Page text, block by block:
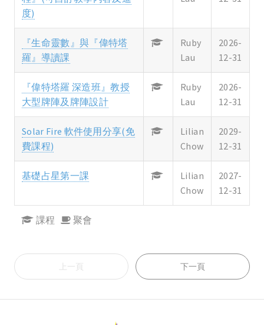
度)
『生命靈數』與『偉特塔
羅』導讀課
Ruby
Lau
2026-
12-31
『偉特塔羅 深造班』教授
大型牌陣及牌陣設計
Ruby
Lau
2026-
12-31
Solar Fire 軟件使用分享(免
費課程)
Lilian
Chow
2029-
12-31
基礎占星第一課
Lilian
Chow
2027-
12-31
課程 聚會
上一頁 下一頁